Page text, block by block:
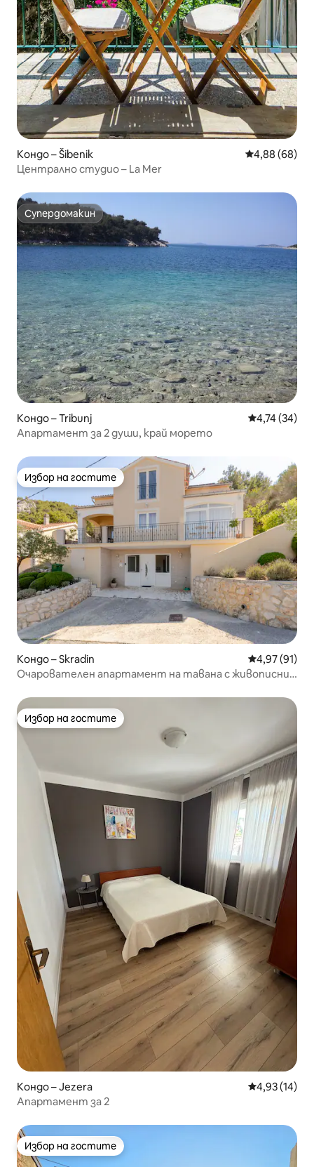
Кондо – Šibenik Средна
4,88 (68)
Централно студио – La Mer
Супердомакин
Супердомакин
Кондо – Tribunj Средна
4,74 (34)
Апартамент за 2 души, край морето
Избор на гостите
Избор на гостите
Кондо – Skradin Средна
4,97 (91)
Очарователен апартамент на тавана с живописни
Избор на гостите
Избор на гостите
Кондо – Jezera Средна
4,93 (14)
Апартамент за 2
Избор на гостите
Избор на гостите